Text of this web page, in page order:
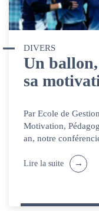
DIVERS
Un
sa
Par Ecole de
Motivation,
an, notre
Lire la suite